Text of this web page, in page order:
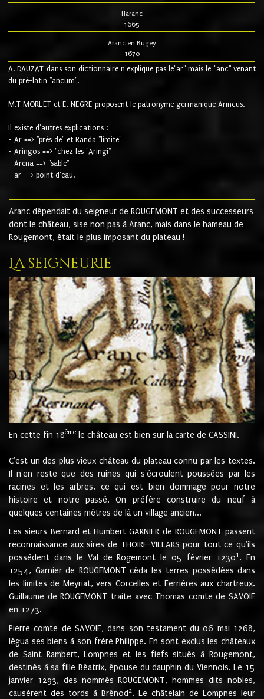
Haranc
1665
Aranc en Bugey
1670
A. DAUZAT dans son dictionnaire n'explique pas le"ar" mais le "anc" venant
du pré-latin "ancum".
M.T MORLET et E. NEGRE proposent le patronyme germanique Arincus.
Il existe d'autres explications :
- Ar ==> "près de" et Randa "limite"
- Aringos ==> "chez les "Aringi"
- Arena ==> "sable"
- ar ==> point d'eau.
Aranc dépendait du seigneur de ROUGEMONT et des successeurs
dont le château, sise non pas à Aranc, mais dans le hameau de
Rougemont, était le plus imposant du plateau !
La seigneurie
En cette fin 18ème le château est bien sur la carte de CASSINI.
C'est un des plus vieux château du plateau connu par les textes.
Il n'en reste que des ruines qui s'écroulent poussées par les
racines et les arbres, ce qui est bien dommage pour notre
histoire et notre passé. On préfère construire du neuf à
quelques centaines mètres de là un village ancien...
Les sieurs Bernard et Humbert GARNIER de ROUGEMONT passent
reconnaissance aux sires de THOIRE-VILLARS pour tout ce qu'ils
possèdent dans le Val de Rogemont le 05 février 12301 . En
1254, Garnier de ROUGEMONT céda les terres possédées dans
les limites de Meyriat, vers Corcelles et Ferrières aux chartreux.
Guillaume de ROUGEMONT traite avec Thomas comte de SAVOIE
en 1273.
Pierre comte de SAVOIE, dans son testament du 06 mai 1268,
légua ses biens à son frère Philippe. En sont exclus les châteaux
de Saint Rambert, Lompnes et les fiefs situés à Rougemont,
destinés à sa fille Béatrix, épouse du dauphin du Viennois. Le 15
janvier 1293, des nommés ROUGEMONT, hommes dits nobles,
causèrent des tords à Brénod 2. Le châtelain de Lompnes leur